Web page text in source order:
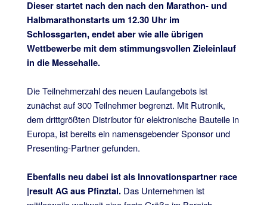
Dieser startet nach den nach den Marathon- und
Halbmarathonstarts um 12.30 Uhr im
Schlossgarten, endet aber wie alle übrigen
Wettbewerbe mit dem stimmungsvollen Zieleinlauf
in die Messehalle.
Die Teilnehmerzahl des neuen Laufangebots ist
zunächst auf 300 Teilnehmer begrenzt. Mit Rutronik,
dem drittgrößten Distributor für elektronische Bauteile in
Europa, ist bereits ein namensgebender Sponsor und
Presenting-Partner gefunden.
Ebenfalls neu dabei ist als Innovationspartner race
|result AG aus Pfinztal.Das Unternehmen ist